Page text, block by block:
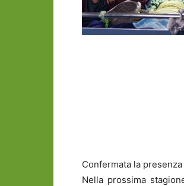
Confermata la
Nella prossima